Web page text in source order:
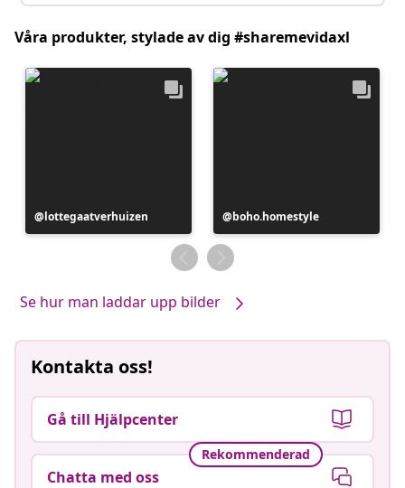
Våra produkter, stylade av dig #sharemevidaxl
Inlägg
publicerat
lottegaatverhuizen
Inlägg
publicerat
av
boho.homestyle
Se hur man laddar upp bilder
Kontakta oss!
Gå till Hjälpcenter
Rekommenderad
Chatta med oss